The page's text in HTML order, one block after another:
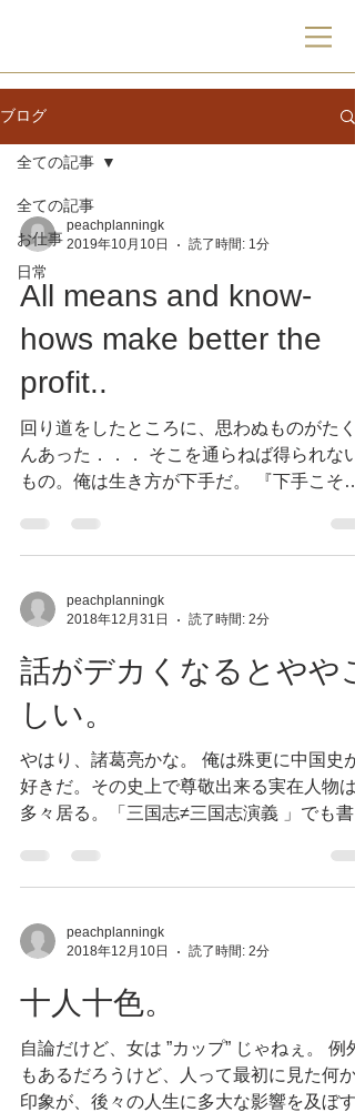
ブログ
全ての記事
お仕事
日常
全ての記事
peachplanningk
2019年10月10日
読了時間: 1分
All means and know-
hows make better the
profit..
回り道をしたところに、思わぬものがたく
んあった．．． そこを通らねば得られない
もの。俺は生き方が下手だ。 『下手こそも
た。誰のお陰か？皆のお陰だ。 もう齢だか
らね、俺のCPUもハードディスクも退化し
ている。それ故に俺にとって価値のある...
peachplanningk
2018年12月31日
読了時間: 2分
話がデカくなるとややこ
しい。
やはり、諸葛亮かな。 俺は殊更に中国史が
好きだ。その史上で尊敬出来る実在人物は
多々居る。「三国志≠三国志演義 」でも書
戦略家であった彼は、単なる（失礼だけ
ど）”管理部長” だ。史実では外交・内政も
が役を担っていたってさ。だが、正史...
peachplanningk
2018年12月10日
読了時間: 2分
十人十色。
自論だけど、女は ”カップ” じゃねぇ。 例外
もあるだろうけど、人って最初に見た何か
印象が、後々の人生に多大な影響を及ぼす